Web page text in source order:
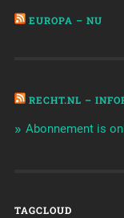
EUROPA – NU
RECHT.NL –
Abonnement is
TAGCLOUD